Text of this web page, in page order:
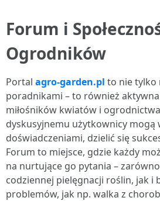
Forum i
Ogrodników
Portal agro-garden.pl to nie tylko
poradnikami – to również aktywna
miłośników kwiatów i
dyskusyjnemu użytkownicy mogą
doświadczeniami, dzielić się
Forum to miejsce, gdzie każdy
na nurtujące go pytania –
codziennej pielęgnacji roślin, jak i
problemów, jak np. walka z